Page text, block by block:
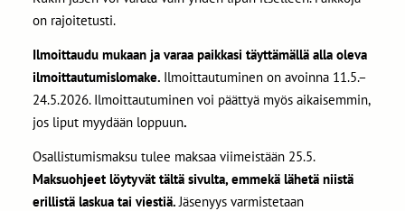
on rajoitetusti.
Ilmoittaudu mukaan ja varaa paikkasi täyttämällä alla oleva
ilmoittautumislomake. Ilmoittautuminen on avoinna 11.5.–
24.5.2026. Ilmoittautuminen voi päättyä myös aikaisemmin,
jos liput myydään loppuun.
Osallistumismaksu tulee maksaa viimeistään 25.5.
Maksuohjeet löytyvät tältä sivulta, emmekä lähetä niistä
erillistä laskua tai viestiä.Jäsenyys varmistetaan